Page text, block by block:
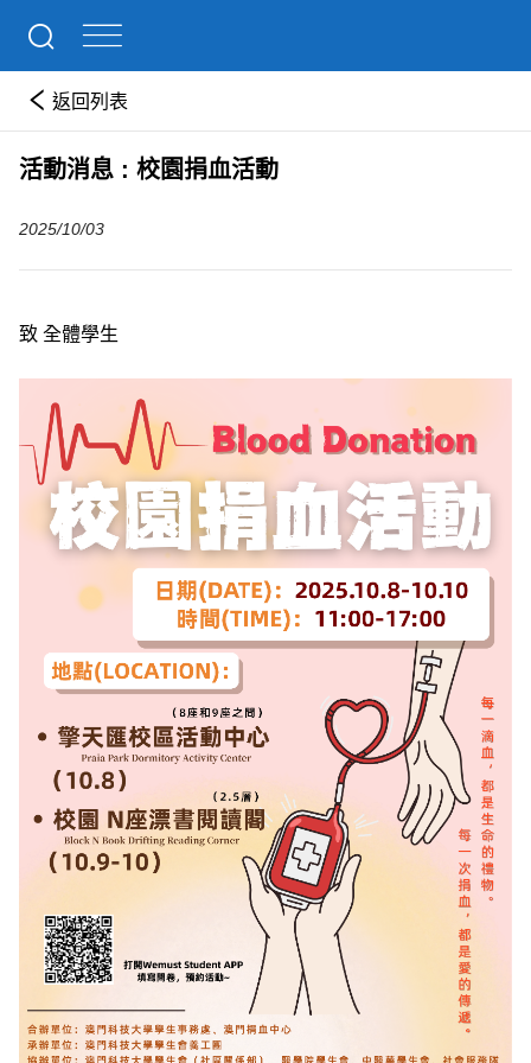
返回列表
活動消息 : 校園捐血活動
2025/10/03
致 全體學生